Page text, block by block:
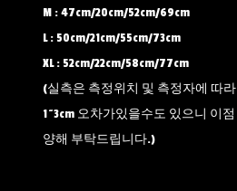
M : 47cm/20cm/52cm/69cm
L : 50cm/21cm/55cm/73cm
XL : 52cm/22cm/58cm/77cm
(실측은 측정위치 및 측정자에 따라
1~3cm 오차가있을수도 있으니 이점
양해 부탁드립니다.)